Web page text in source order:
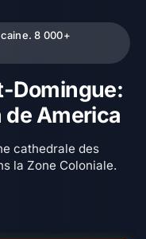
8 000+
Domingue:
de America
cathedrale des
la Zone Coloniale.